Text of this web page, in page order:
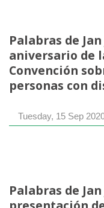
Palabras de
aniversario de
Convención
personas con
Tuesday, 15 Sep
Palabras de